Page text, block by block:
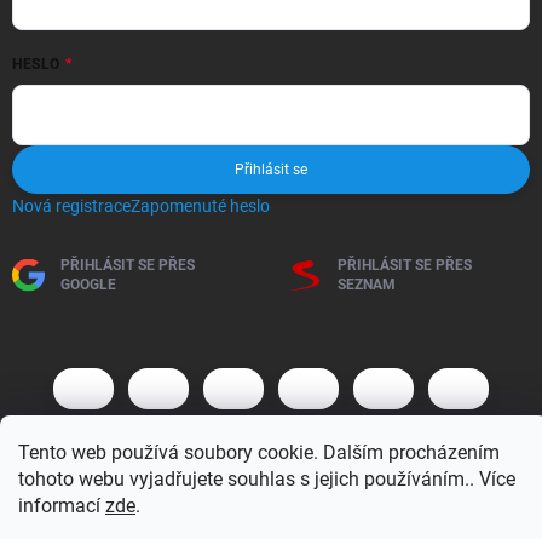
Tento web používá soubory cookie. Dalším procházením
tohoto webu vyjadřujete souhlas s jejich používáním.. Více
informací zde.
HESLO
Přihlásit se
Nová registraceZapomenuté heslo
PŘIHLÁSIT SE PŘES
GOOGLE
PŘIHLÁSIT SE PŘES
SEZNAM